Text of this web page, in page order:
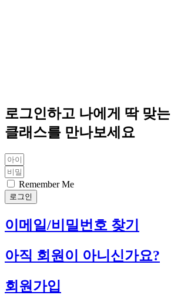
로그인하고 나에게 딱 맞는
클래스를 만나보세요
Remember Me
로그인
이메일/비밀번호 찾기
아직 회원이 아니신가요?
회원가입